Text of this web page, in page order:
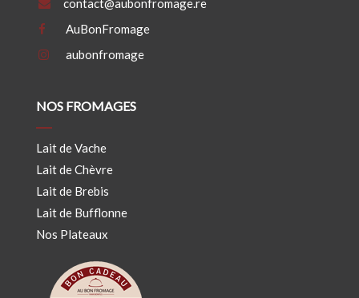
contact@aubonfromage.re
AuBonFromage
aubonfromage
NOS FROMAGES
Lait de Vache
Lait de Chèvre
Lait de Brebis
Lait de Bufflonne
Nos Plateaux